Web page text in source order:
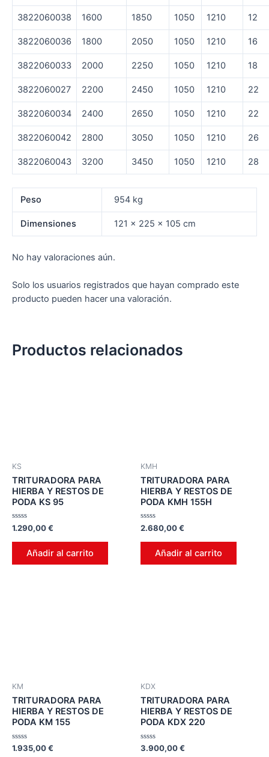
3822060038 1600 1850 1050 1210 12
3822060036 1800 2050 1050 1210 16
3822060033 2000 2250 1050 1210 18
3822060027 2200 2450 1050 1210 22
3822060034 2400 2650 1050 1210 22
3822060042 2800 3050 1050 1210 26
3822060043 3200 3450 1050 1210 28
Peso 954 kg
Dimensiones 121 × 225 × 105 cm
No hay valoraciones aún.
Solo los usuarios registrados que hayan comprado este
producto pueden hacer una valoración.
Productos relacionados
KS
TRITURADORA PARA
HIERBA Y RESTOS DE
PODA KS 95
Valorado
en
0
1.290,00€
Añadir al carrito
KMH
TRITURADORA PARA
HIERBA Y RESTOS DE
PODA KMH 155H
Valorado
en
0
2.680,00€
Añadir al carrito
KM
TRITURADORA PARA
HIERBA Y RESTOS DE
PODA KM 155
Valorado
1.935,00€
KDX
TRITURADORA PARA
HIERBA Y RESTOS DE
PODA KDX 220
Valorado
3.900,00€